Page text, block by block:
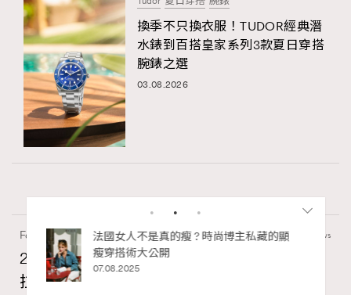
換季不只換衣服！TUDOR經典潛
水錶到百搭皇家系列3款夏日穿搭
腕錶之選
03.08.2026
Fashion 0 views
2026 7/8月號封面人物訪問Fala Chen陳法
拉：A Timeless Story Unfolds
的顯
別再用酒精消毒皮革！6個清潔手袋小技
巧，讓你更愛惜你的手袋
02.06.2025